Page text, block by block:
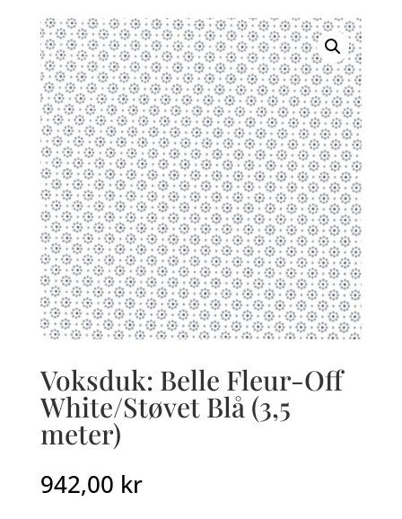
Voksduk: Belle Fleur-Off
White/Støvet Blå (3,5
meter)
942,00 kr